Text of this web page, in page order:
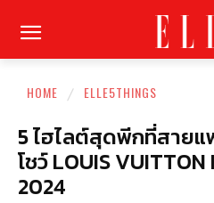
HOME ELLE5THINGS
5 ไฮไลต์สุดพีกที่สาย
โชว์ LOUIS
2024